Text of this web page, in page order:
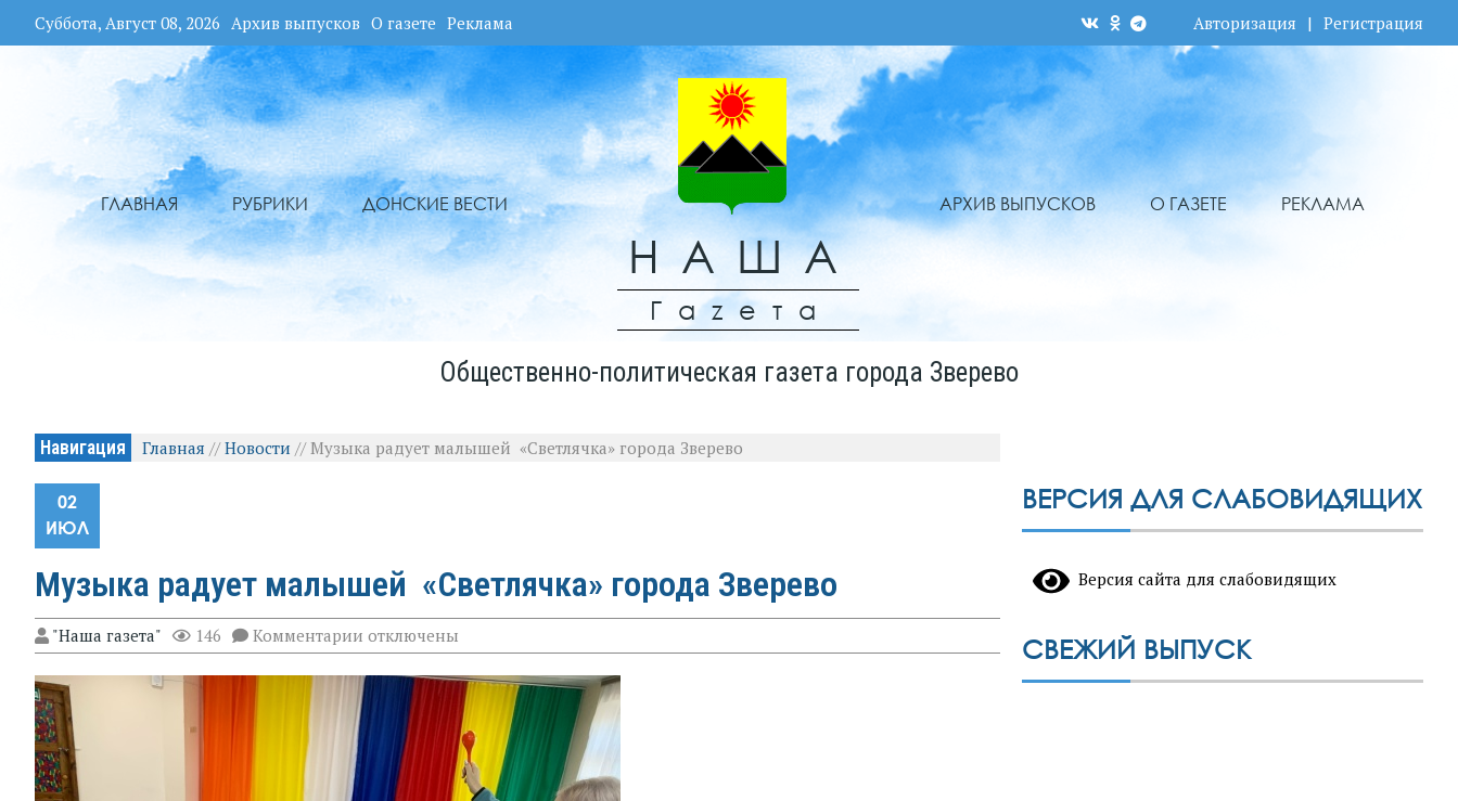
Суббота, Август 08, 2026 Архив выпусков О газете Реклама Авторизация | Регистрация
ГЛАВНАЯ РУБРИКИ ДОНСКИЕ ВЕСТИ
НАША
Гаzета
АРХИВ ВЫПУСКОВ О ГАЗЕТЕ РЕКЛАМА
Общественно-политическая газета города Зверево
Навигация Главная //Новости // Музыка радует малышей «Светлячка» города Зверево
02
ИЮЛ
Музыка радует малышей «Светлячка» города Зверево
"Наша газета" 146 Комментарии к
записи
Музыка радует малышей «Светлячка»
города
Зверево
отключены
ВЕРСИЯ ДЛЯ СЛАБОВИДЯЩИХ
Версия сайта для слабовидящих
СВЕЖИЙ ВЫПУСК